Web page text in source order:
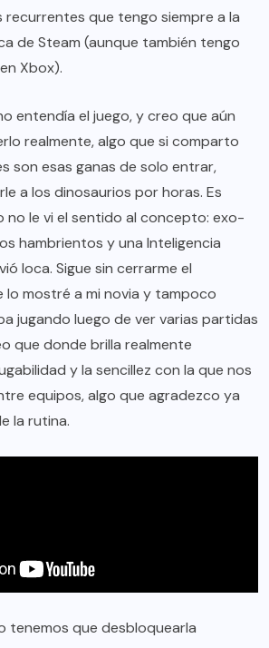
recurrentes que tengo siempre a la
de Steam (aunque también tengo
Xbox).
entendía el juego, y creo que aún
realmente, algo que si comparto
son esas ganas de solo entrar,
a los dinosaurios por horas. Es
no le vi el sentido al concepto: exo-
hambrientos y una Inteligencia
loca. Sigue sin cerrarme el
mostré a mi novia y tampoco
jugando luego de ver varias partidas
que donde brilla realmente
y la sencillez con la que nos
equipos, algo que agradezco ya
la rutina.
tenemos que desbloquearla